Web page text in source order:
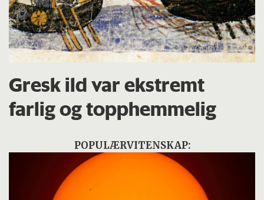
Gresk ild var ekstremt
farlig og topphemmelig
POPULÆRVITENSKAP: